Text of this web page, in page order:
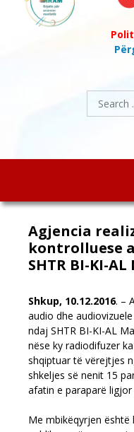
Search
for:
Agjencia
kontrolluese
SHTR BI-KI-
Shkup, 10.12.2016. –
audio dhe
ndaj SHTR BI-KI-AL
nëse ky radiodifuzerka
shqiptuar të vërejtjes
shkeljes së nenit 15
afatin e paraparë
Me mbikëqyrjen